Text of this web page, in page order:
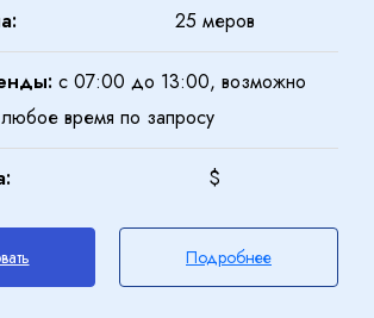
25 меров
с 07:00 до 13:00, возможно
любое время по запросу
$
Подробнее